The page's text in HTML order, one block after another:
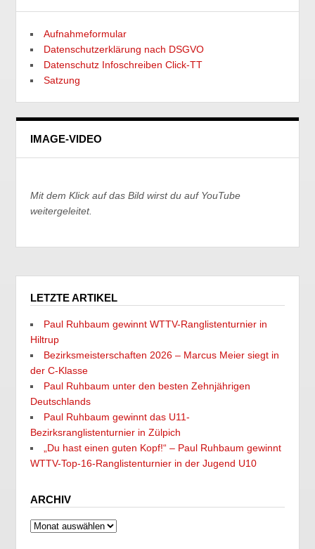
Aufnahmeformular
Datenschutzerklärung nach DSGVO
Datenschutz Infoschreiben Click-TT
Satzung
IMAGE-VIDEO
Mit dem Klick auf das Bild wirst du auf YouTube
weitergeleitet.
LETZTE ARTIKEL
Paul Ruhbaum gewinnt WTTV-Ranglistenturnier in
Hiltrup
Bezirksmeisterschaften 2026 – Marcus Meier siegt in
der C-Klasse
Paul Ruhbaum unter den besten Zehnjährigen
Deutschlands
Paul Ruhbaum gewinnt das U11-
Bezirksranglistenturnier in Zülpich
„Du hast einen guten Kopf!“ – Paul Ruhbaum gewinnt
WTTV-Top-16-Ranglistenturnier in der Jugend U10
ARCHIV
Archiv